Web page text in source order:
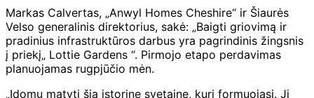
Markas Calvertas, „Anwyl Homes Cheshire“ ir Šiaurės
Velso generalinis direktorius, sakė: „Baigti griovimą ir
pradinius infrastruktūros darbus yra pagrindinis žingsnis
į priekį„ Lottie Gardens “. Pirmojo etapo perdavimas
planuojamas rugpjūčio mėn.
„Įdomu matyti šią istorinę svetainę, kuri formuojasi. Ji